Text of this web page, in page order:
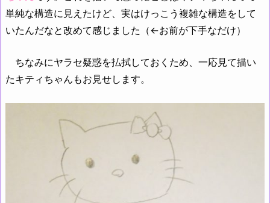
単純な構造に見えたけど、実はけっこう複雑な構造をして
いたんだなと改めて感じました（←お前が下手なだけ）
ちなみにヤラセ疑惑を払拭しておくため、一応見て描い
たキティちゃんもお見せします。